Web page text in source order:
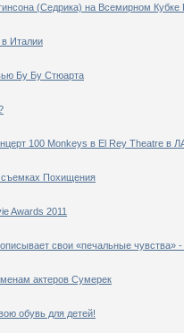
(Седрика) на Всемирном Кубке
Италии
Бу Бу Стюарта
100 Monkeys в El Rey Theatre в
Похищения
Awards 2011
свои «печальные чувства»
актеров Сумерек
обувь для детей!